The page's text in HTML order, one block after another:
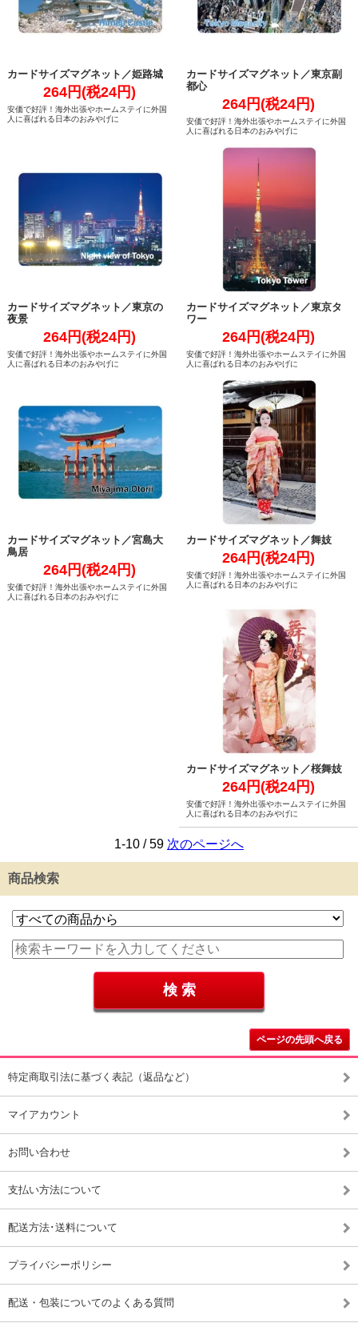
カードサイズマグネット／姫路城
264円(税24円)
安価で好評！海外出張やホームステイに外国
人に喜ばれる日本のおみやげに
カードサイズマグネット／東京副
都心
264円(税24円)
安価で好評！海外出張やホームステイに外国
人に喜ばれる日本のおみやげに
カードサイズマグネット／東京の
夜景
264円(税24円)
安価で好評！海外出張やホームステイに外国
人に喜ばれる日本のおみやげに
カードサイズマグネット／東京タ
ワー
264円(税24円)
安価で好評！海外出張やホームステイに外国
人に喜ばれる日本のおみやげに
カードサイズマグネット／宮島大
鳥居
264円(税24円)
安価で好評！海外出張やホームステイに外国
人に喜ばれる日本のおみやげに
カードサイズマグネット／舞妓
264円(税24円)
安価で好評！海外出張やホームステイに外国
人に喜ばれる日本のおみやげに
カードサイズマグネット／桜舞妓
264円(税24円)
安価で好評！海外出張やホームステイに外国
人に喜ばれる日本のおみやげに
1-10 / 59 次のページへ
商品検索
ページの先頭へ戻る
特定商取引法に基づく表記（返品など）
マイアカウント
お問い合わせ
支払い方法について
配送方法･送料について
プライバシーポリシー
配送・包装についてのよくある質問